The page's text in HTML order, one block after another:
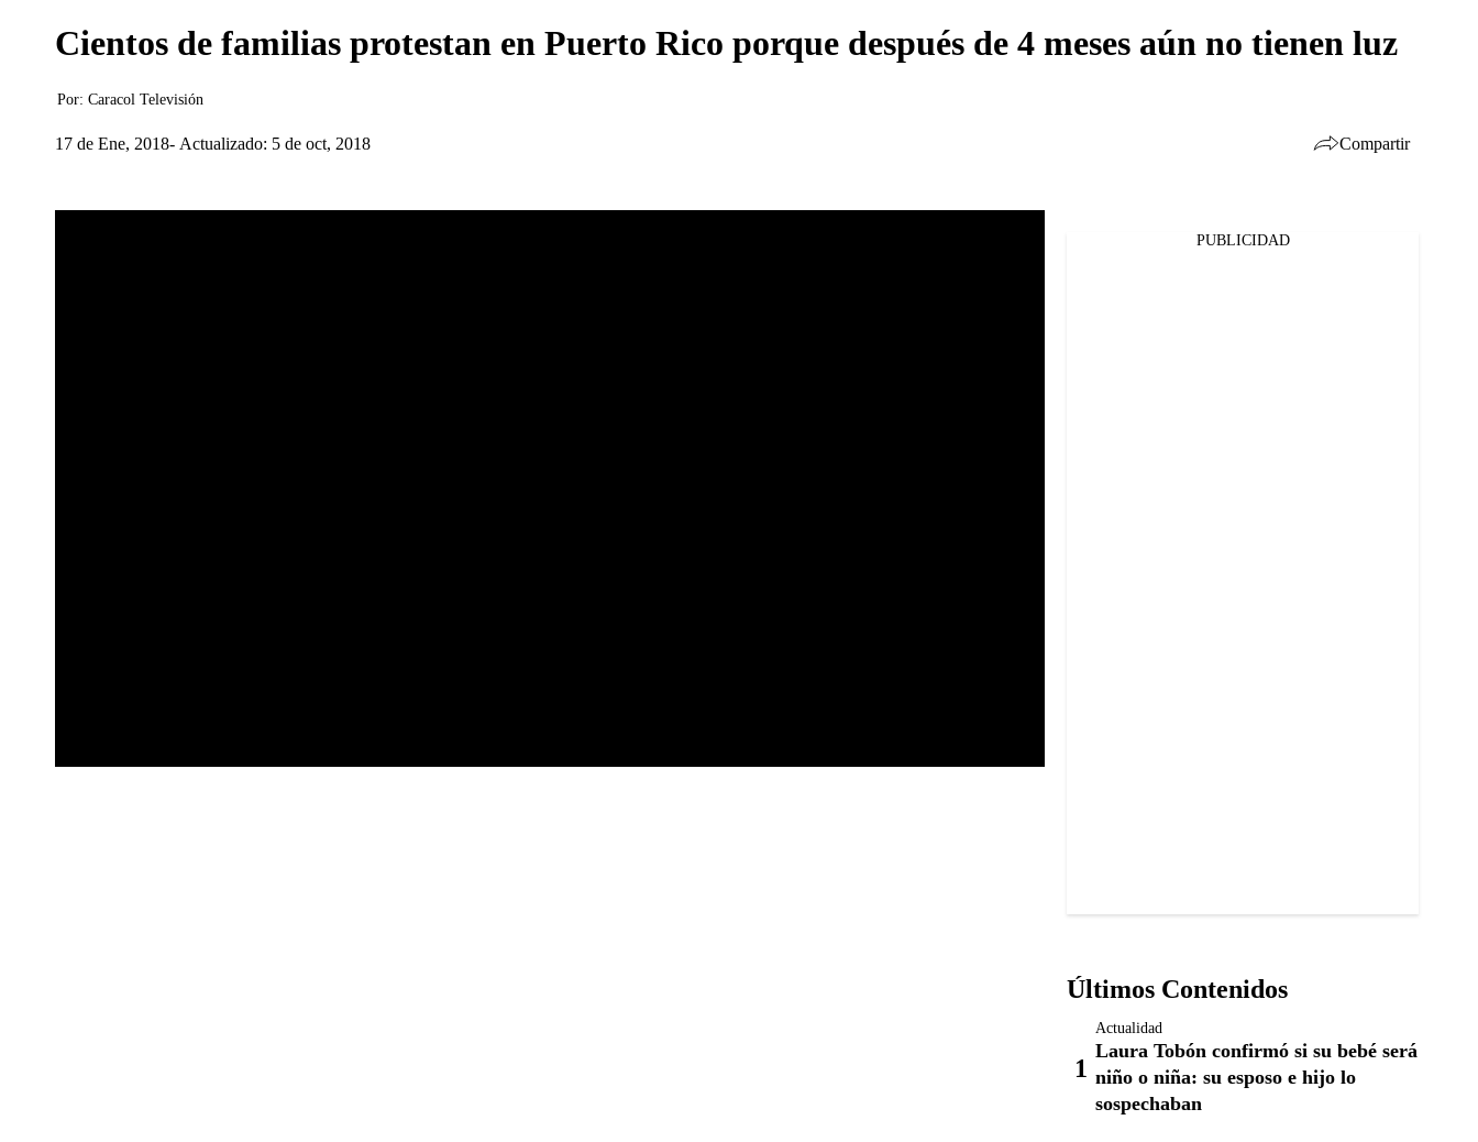
Cientos de familias protestan en Puerto Rico porque después de 4 meses aún no tienen luz
Por: Caracol Televisión
17 de Ene, 2018 Actualizado: 5 de oct, 2018 Compartir
PUBLICIDAD
Últimos Contenidos
Actualidad
Laura Tobón confirmó si su bebé será
niño o niña: su esposo e hijo lo
sospechaban